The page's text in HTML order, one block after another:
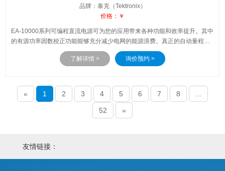
品牌：泰克（Tektronix）
价格：￥
EA-10000系列可编程直流电源可为您的应用带来各种功能和效率提升。其中
的有源功率因数校正功能能够充分减少电网的能源浪费。真正的自动量程可
在更广的电压和电流值范围内提供最大功率，通过一套灵活可选的控制接
口，您可以在几乎任何生产环境中实现计算机控制。
了解详情 > 询价预约 >
« 1 2 3 4 5 6 7 8 ...
52 »
友情链接：